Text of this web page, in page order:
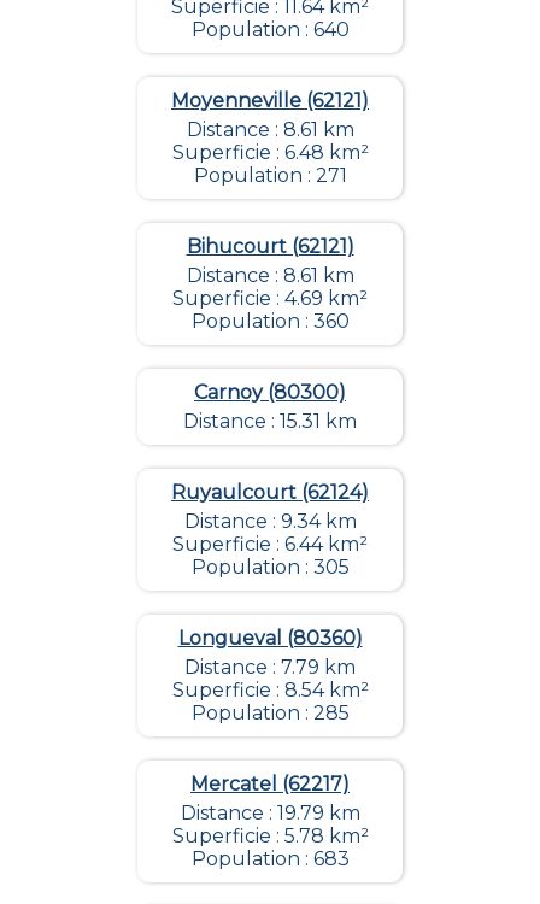
Superficie : 11.64 km²
Population : 640
Moyenneville (62121)
Distance : 8.61 km
Superficie : 6.48 km²
Population : 271
Bihucourt (62121)
Distance : 8.61 km
Superficie : 4.69 km²
Population : 360
Carnoy (80300)
Distance : 15.31 km
Ruyaulcourt (62124)
Distance : 9.34 km
Superficie : 6.44 km²
Population : 305
Longueval (80360)
Distance : 7.79 km
Superficie : 8.54 km²
Population : 285
Mercatel (62217)
Distance : 19.79 km
Superficie : 5.78 km²
Population : 683